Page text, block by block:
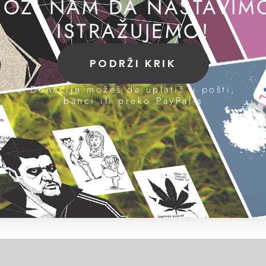
NAM DA
ISTRAŽUJEMO!
PODRŽI KRIK
Donacije možeš da uplatiš u pošti,
banci ili preko PayPal-a